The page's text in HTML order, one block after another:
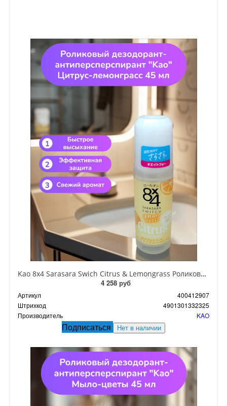
Kao 8x4 Sarasara Swich Citrus & Lemongrass Роликовый дезодорант-антиперсперспирант Цитрус-лемонграсс 45 мл
4 258 руб
Артикул
400412907
Штрихкод
4901301332325
Производитель
KAO
Подписаться Нет в наличии